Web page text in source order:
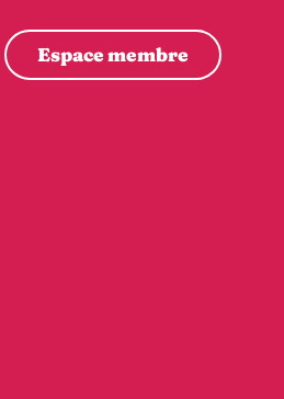
Espace membre